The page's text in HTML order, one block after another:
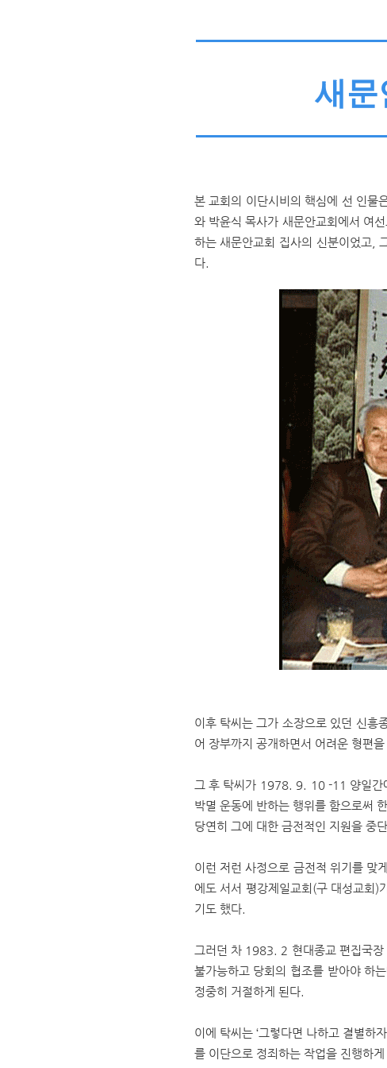
새문
본 교회의 이단시비의 핵심에 선 인물
와 박윤식 목사가 새문안교회에서 여
하는 새문안교회 집사의 신분이었고,
다.
이후 탁씨는 그가 소장으로 있던 신흥
어 장부까지 공개하면서 어려운 형편
그 후 탁씨가 1978. 9. 10 -11 양일간
박멸 운동에 반하는 행위를 함으로써
당연히 그에 대한 금전적인 지원을 중
이런 저런 사정으로 금전적 위기를
에도 서서 평강제일교회(구 대성교회)
기도 했다.
그러던 차 1983. 2 현대종교 편집국
불가능하고 당회의 협조를 받아야 하
정중히 거절하게 된다.
이에 탁씨는 ‘그렇다면 나하고 결별하
를 이단으로 정죄하는 작업을 진행하게